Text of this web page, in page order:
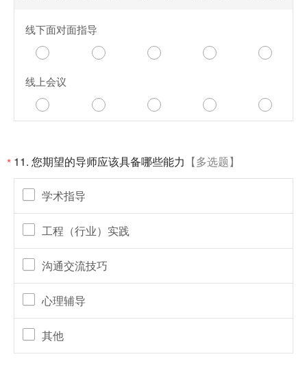
线下面对面指导
线上会议
* 11. 您期望的导师应该具备哪些能力 【多选题】
学术指导
工程（行业）实践
沟通交流技巧
心理辅导
其他